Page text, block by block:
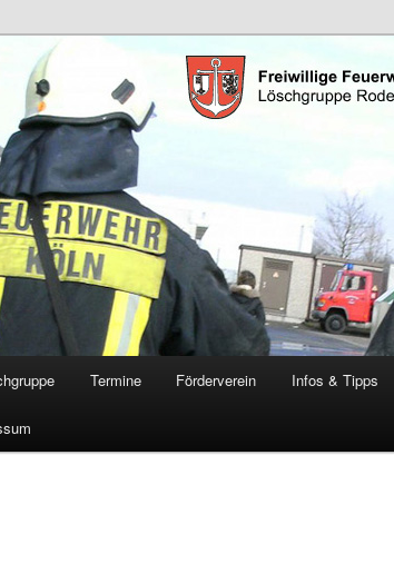
Rodenkirchen
Termine Förderverein Infos & Tipps